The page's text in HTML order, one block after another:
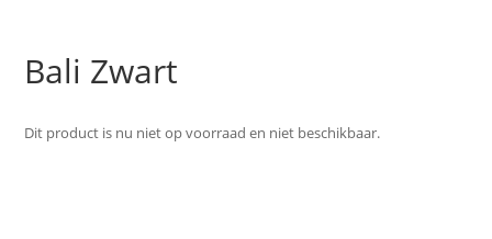
Bali Zwart
Dit product is nu niet op voorraad en niet beschikbaar.